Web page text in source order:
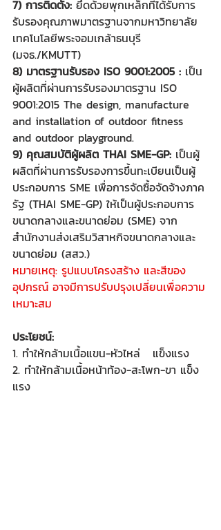
7) การติดตั้ง: ยึดด้วยพุกเหล็กที่ได้รับการ
รับรองคุณภาพมาตรฐานจากมหาวิทยาลัย
เทคโนโลยีพระจอมเกล้าธนบุรี
(มจธ./KMUTT)
8) มาตรฐานรับรอง ISO 9001:2005 : เป็น
ผู้ผลิตที่ผ่านการรับรองมาตรฐาน ISO
9001:2015 The design, manufacture
and installation of outdoor fitness
and outdoor playground.
9) คุณสมบัติผู้ผลิต THAI SME-GP: เป็นผู้
ผลิตที่ผ่านการรับรองการขึ้นทะเบียนเป็นผู้
ประกอบการ SME เพื่อการจัดซื้อจัดจ้างภาค
รัฐ (THAI SME-GP) ให้เป็นผู้ประกอบการ
ขนาดกลางและขนาดย่อม (SME) จาก
สำนักงานส่งเสริมวิสาหกิจขนาดกลางและ
ขนาดย่อม (สสว.)
หมายเหตุ: รูปแบบโครงสร้าง และสีของ
อุปกรณ์ อาจมีการปรับปรุงเปลี่ยนเพื่อความ
เหมาะสม
ประโยชน์:
1. ทำให้กล้ามเนื้อแขน-หัวไหล่   แข็งแรง
2. ทำให้กล้ามเนื้อหน้าท้อง-สะโพก-ขา แข็ง
แรง